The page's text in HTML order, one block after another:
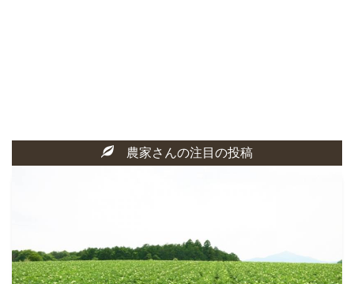
農家さんの注目の投稿